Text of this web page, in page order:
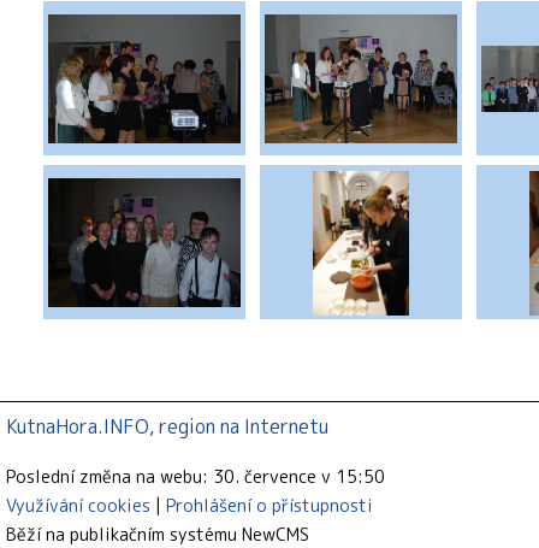
KutnaHora.INFO, region na Internetu
Poslední změna na webu: 30. července v 15:50
Využívání cookies
Prohlášení o přístupnosti
Běží na publikačním systému NewCMS